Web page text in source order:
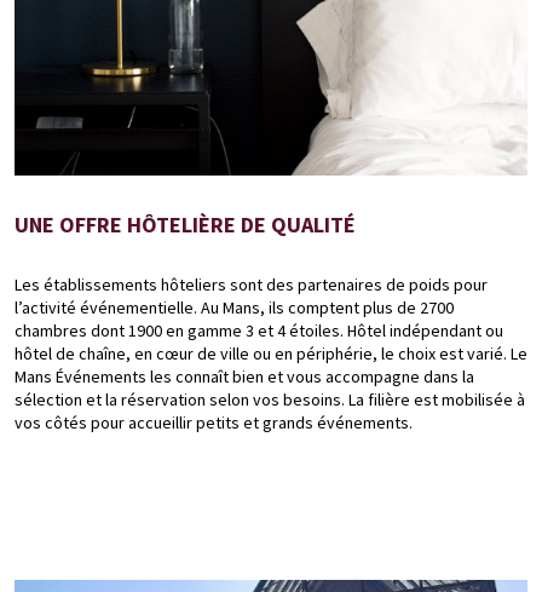
UNE OFFRE HÔTELIÈRE DE QUALITÉ
Les établissements hôteliers sont des partenaires de poids pour
l’activité événementielle. Au Mans, ils comptent plus de 2700
chambres dont 1900 en gamme 3 et 4 étoiles. Hôtel indépendant ou
hôtel de chaîne, en cœur de ville ou en périphérie, le choix est varié. Le
Mans Événements les connaît bien et vous accompagne dans la
sélection et la réservation selon vos besoins. La filière est mobilisée à
vos côtés pour accueillir petits et grands événements.